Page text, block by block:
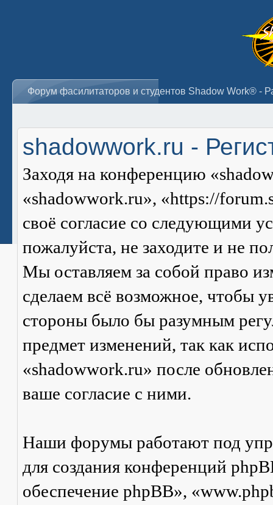
shadowwork.ru -
Заходя на конференцию
«shadowwork.ru», «https://
своё согласие со следующими
пожалуйста, не заходите и не
Мы оставляем за собой право
сделаем всё возможное, чтобы
стороны было бы разумным
предмет изменений, так как
«shadowwork.ru» после
ваше согласие с ними.
Наши форумы работают под
для создания конференций
обеспечение phpBB»,